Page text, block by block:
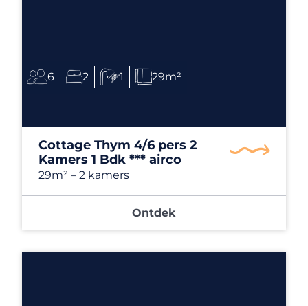
6 2 1 29m²
Cottage Thym 4/6 pers 2
Kamers 1 Bdk *** airco
29m² – 2 kamers
Ontdek